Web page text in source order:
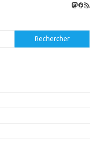
Flux
Rechercher